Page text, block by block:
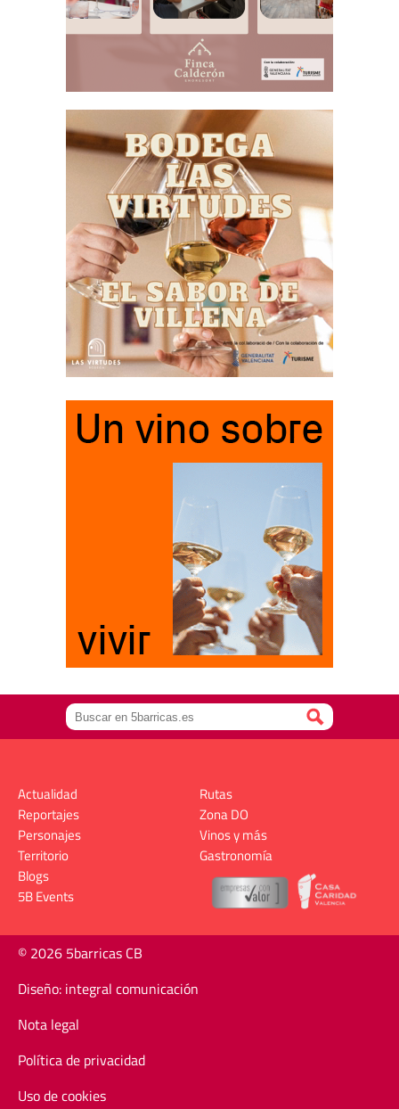
Actualidad
Reportajes
Personajes
Territorio
Rutas
Zona DO
Vinos y más
Gastronomía
Blogs
5B Events
© 2026 5barricas CB
Diseño: integral comunicación
Nota legal
Política de privacidad
Uso de cookies